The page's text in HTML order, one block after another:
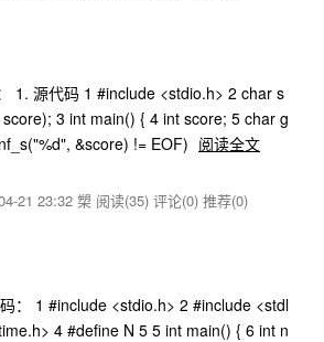
1. 源代码 1 #include <stdio.h> 2 char s
3 int main() { 4 int score; 5 char g
&score) != EOF) 阅读全文
21 23:32 槊 阅读(35) 评论(0) 推荐(0)
： 1 #include <stdio.h> 2 #include <stdl
4 #define N 5 5 int main() { 6 int n